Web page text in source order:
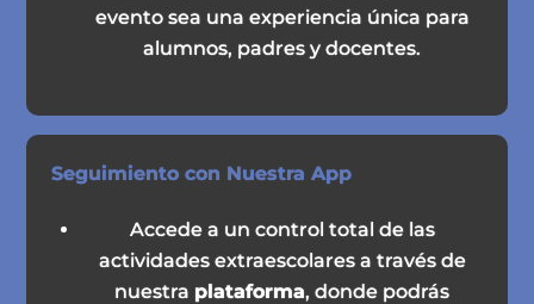
evento sea una experiencia única para
alumnos, padres y docentes.
Seguimiento con Nuestra App
Accede a un control total de las
actividades extraescolares a través de
nuestra plataforma, donde podrás